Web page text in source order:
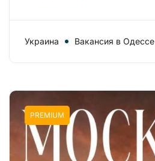
Украина Вакансия в Одессе
PREMIUM